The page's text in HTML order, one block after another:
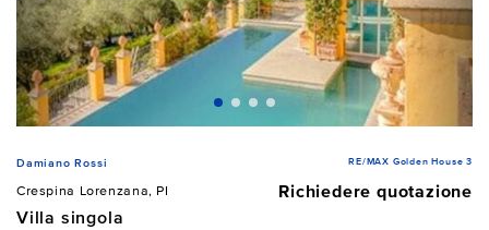
Damiano Rossi RE/MAX Golden House 3
Crespina Lorenzana, PI
Richiedere quotazione
Villa singola